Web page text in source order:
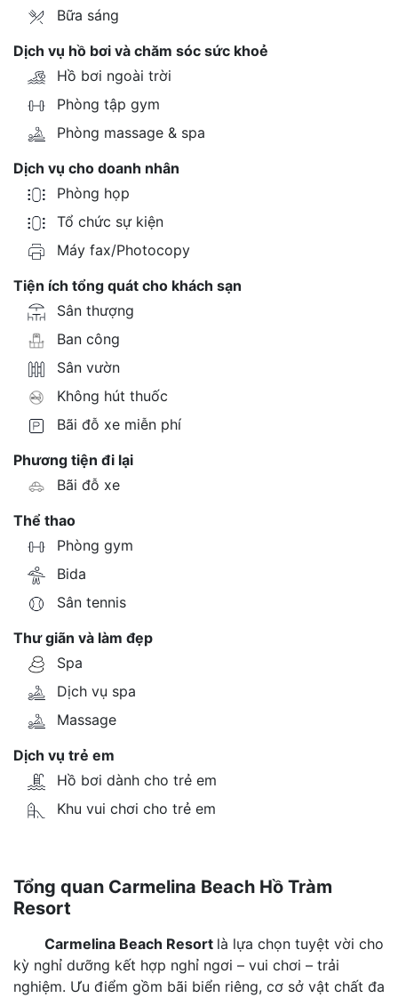
Bữa sáng
Dịch vụ hồ bơi và chăm sóc sức khoẻ
Hồ bơi ngoài trời
Phòng tập gym
Phòng massage & spa
Dịch vụ cho doanh nhân
Phòng họp
Tổ chức sự kiện
Máy fax/Photocopy
Tiện ích tổng quát cho khách sạn
Sân thượng
Ban công
Sân vườn
Không hút thuốc
Bãi đỗ xe miễn phí
Phương tiện đi lại
Bãi đỗ xe
Thể thao
Phòng gym
Bida
Sân tennis
Thư giãn và làm đẹp
Spa
Dịch vụ spa
Massage
Dịch vụ trẻ em
Hồ bơi dành cho trẻ em
Khu vui chơi cho trẻ em
Tổng quan Carmelina Beach Hồ Tràm
Resort
Carmelina Beach Resort là lựa chọn tuyệt vời cho
kỳ nghỉ dưỡng kết hợp nghỉ ngơi – vui chơi – trải
nghiệm. Ưu điểm gồm bãi biển riêng, cơ sở vật chất đa